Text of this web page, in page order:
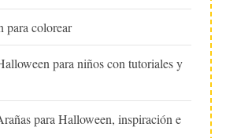
para colorear
para niños con tutoriales y
para Halloween, inspiración e